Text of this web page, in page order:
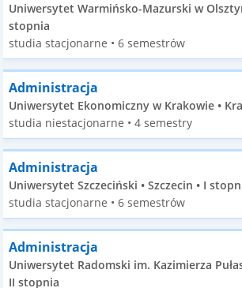
Uniwersytet Warmińsko-Mazurski w
stopnia
studia stacjonarne • 6 semestrów
Administracja
Uniwersytet Ekonomiczny w Krakowie •
studia niestacjonarne • 4 semestry
Administracja
Uniwersytet Szczeciński • Szczecin • I
studia stacjonarne • 6 semestrów
Administracja
Uniwersytet Radomski im. Kazimierza
II stopnia